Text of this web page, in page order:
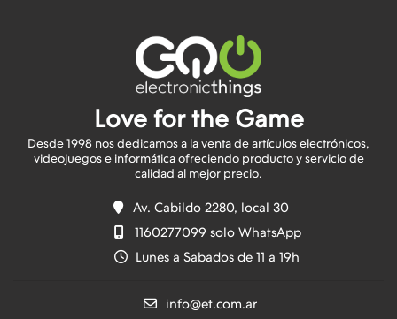
Love for the Game
Desde 1998 nos dedicamos a la venta de artículos electrónicos,
videojuegos e informática ofreciendo producto y servicio de
Av. Cabildo 2280, local 30
1160277099 solo WhatsApp
Lunes a Sabados de 11 a 19h
info@et.com.ar